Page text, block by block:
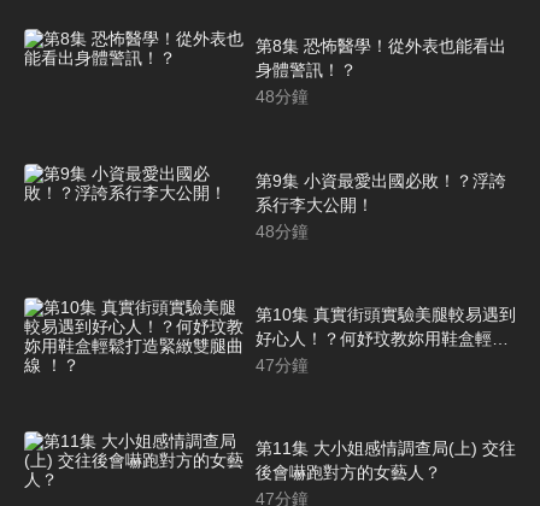
第8集 恐怖醫學！從外表也能看出
身體警訊！？
48分鐘
第9集 小資最愛出國必敗！？浮誇
系行李大公開！
48分鐘
第10集 真實街頭實驗美腿較易遇到
好心人！？何妤玟教妳用鞋盒輕鬆
打造緊緻雙腿曲線 ！？
47分鐘
第11集 大小姐感情調查局(上) 交往
後會嚇跑對方的女藝人？
47分鐘